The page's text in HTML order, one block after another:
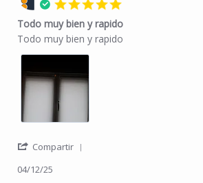
Todo muy bien y rapido
Review by Elena L. on 12 Apr 2025
review stating Todo muy bien y rapido
Todo muy bien y rapido
Compartir
04/12/25